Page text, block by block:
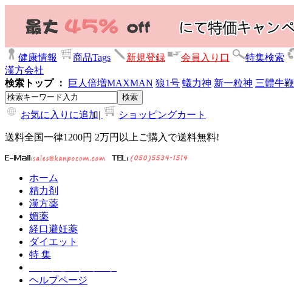
健康情報 商品Tags 新規登録 会員入り口 特集検索
漢方会社
検索トップ ：
巨人倍増MAXMAN 狼1号 蟻力神 新一粒神 三體牛鞭
お気に入りに追加| ショッピングカート
送料全国一律1200円 2万円以上ご購入で送料無料!
ホーム
精力剤
漢方薬
媚薬
経口避妊薬
ダイエット
特 集
ヘルプページ